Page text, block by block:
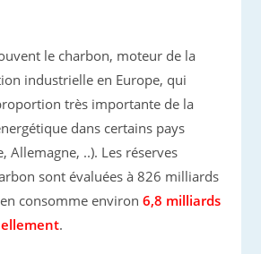
le charbon, moteur de la
industrielle en Europe, qui
très importante de la
dans certains pays
Allemagne, ..). Les réserves
sont évaluées à 826 milliards
consomme environ6,8 milliards
.